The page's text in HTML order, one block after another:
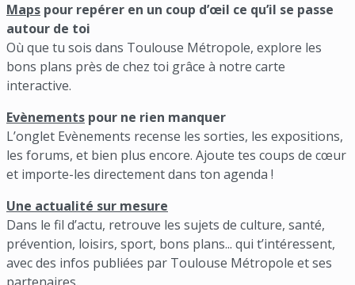
Maps pour repérer en un coup d’œil ce qu’il se passe
autour de toi
Où que tu sois dans Toulouse Métropole, explore les
bons plans près de chez toi grâce à notre carte
interactive.
Evènements pour ne rien manquer
L’onglet Evènements recense les sorties, les expositions,
les forums, et bien plus encore. Ajoute tes coups de cœur
et importe-les directement dans ton agenda !
Une actualité sur mesure
Dans le fil d’actu, retrouve les sujets de culture, santé,
prévention, loisirs, sport, bons plans... qui t’intéressent,
avec des infos publiées par Toulouse Métropole et ses